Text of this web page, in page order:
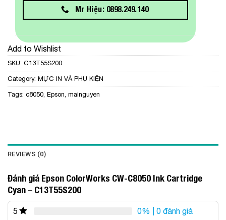
Mr Hiệu: 0898.249.140
Add to Wishlist
SKU: C13T55S200
Category: MỰC IN VÀ PHỤ KIỆN
Tags: c8050, Epson, mainguyen
REVIEWS (0)
Đánh giá Epson ColorWorks CW-C8050 Ink Cartridge
Cyan – C13T55S200
5 0% | 0 đánh giá